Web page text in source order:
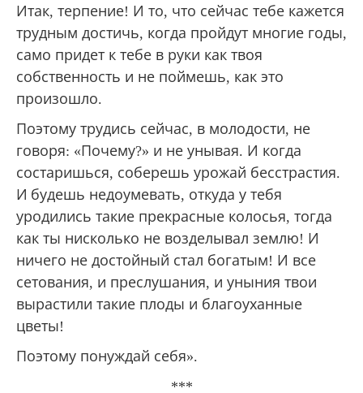
Итак, терпение! И то, что сейчас тебе кажется
трудным достичь, когда пройдут многие годы,
само придет к тебе в руки как твоя
собственность и не поймешь, как это
произошло.
Поэтому трудись сейчас, в молодости, не
говоря: «Почему?» и не унывая. И когда
состаришься, соберешь урожай бесстрастия.
И будешь недоумевать, откуда у тебя
уродились такие прекрасные колосья, тогда
как ты нисколько не возделывал землю! И
ничего не достойный стал богатым! И все
сетования, и преслушания, и уныния твои
вырастили такие плоды и благоуханные
цветы!
Поэтому понуждай себя».
***